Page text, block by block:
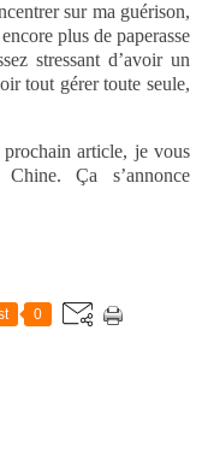
sur ma guérison,
plus de paperasse
stressant d’avoir un
tout gérer toute seule,
article, je vous
Ça s’annonce
0